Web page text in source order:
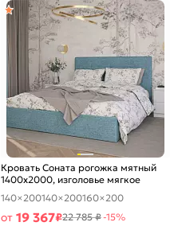
Кровать Соната рогожка мятный
1400x2000, изголовье мягкое
140×200140×200160×200
от 19 367₽22 785 ₽-15%